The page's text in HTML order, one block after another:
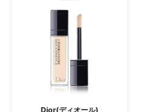
Dior(ディオール)